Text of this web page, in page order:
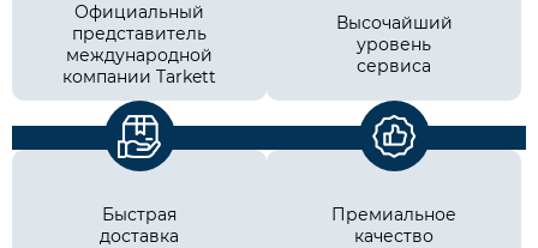
Официальный
представитель
международной
компании Tarkett
Высочайший
уровень
сервиса
Быстрая
доставка
Премиальное
качество